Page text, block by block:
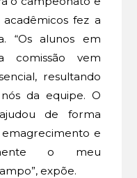
fez a
“Os alunos em
comissão vem
resultando
da equipe. O
de forma
e
o meu
expõe.